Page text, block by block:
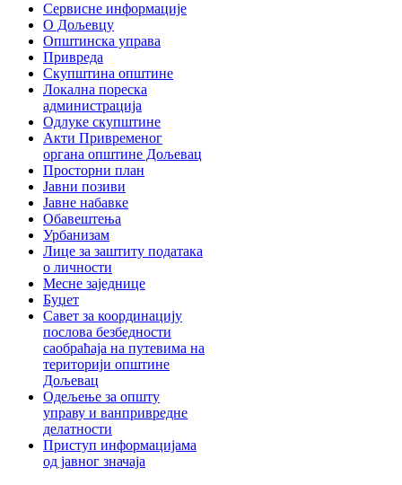
Сервисне информације
О Дољевцу
Општинска управа
Привреда
Скупштина општине
Локална пореска
администрација
Одлуке скупштине
Акти Привременог
органа општине Дољевац
Просторни план
Јавни позиви
Јавне набавке
Обавештења
Урбанизам
Лице за заштиту података
о личности
Месне заједнице
Буџет
Савет за координацију
послова безбедности
саобраћаја на путевима на
територији општине
Дољевац
Одељење за општу
управу и ванпривредне
делатности
Приступ информацијама
од јавног значаја